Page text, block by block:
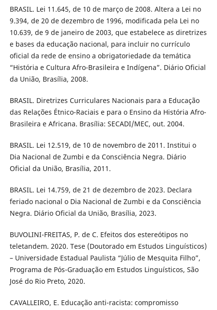
BRASIL. Lei 11.645, de 10 de março de 2008. Altera a Lei no
9.394, de 20 de dezembro de 1996, modificada pela Lei no
10.639, de 9 de janeiro de 2003, que estabelece as diretrizes
e bases da educação nacional, para incluir no currículo
oficial da rede de ensino a obrigatoriedade da temática
“História e Cultura Afro-Brasileira e Indígena”. Diário Oficial
da União, Brasília, 2008.
BRASIL. Diretrizes Curriculares Nacionais para a Educação
das Relações Étnico-Raciais e para o Ensino da História Afro-
Brasileira e Africana. Brasília: SECADI/MEC, out. 2004.
BRASIL. Lei 12.519, de 10 de novembro de 2011. Institui o
Dia Nacional de Zumbi e da Consciência Negra. Diário
Oficial da União, Brasília, 2011.
BRASIL. Lei 14.759, de 21 de dezembro de 2023. Declara
feriado nacional o Dia Nacional de Zumbi e da Consciência
Negra. Diário Oficial da União, Brasília, 2023.
BUVOLINI-FREITAS, P. de C. Efeitos dos estereótipos no
teletandem. 2020. Tese (Doutorado em Estudos Linguísticos)
– Universidade Estadual Paulista “Júlio de Mesquita Filho”,
Programa de Pós-Graduação em Estudos Linguísticos, São
José do Rio Preto, 2020.
CAVALLEIRO, E. Educação anti-racista: compromisso